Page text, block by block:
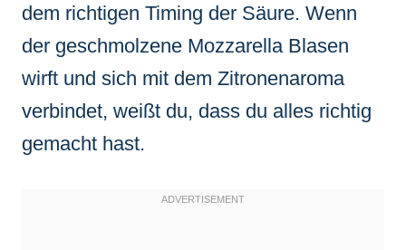
dem richtigen Timing der Säure. Wenn
der geschmolzene Mozzarella Blasen
wirft und sich mit dem Zitronenaroma
verbindet, weißt du, dass du alles richtig
gemacht hast.